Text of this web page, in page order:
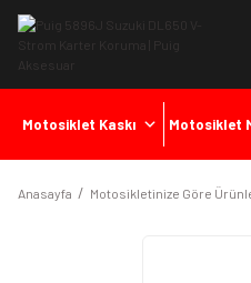
Motosiklet Kaskı Motosiklet
Anasayfa Motosikletinize Göre